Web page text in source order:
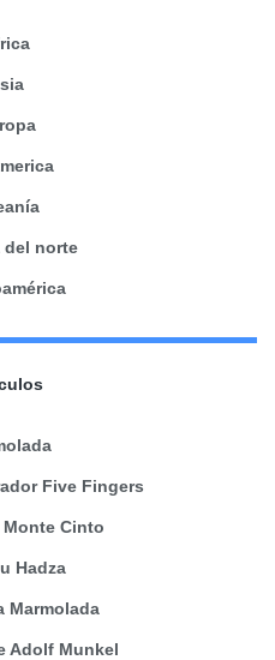
del norte
Five Fingers
Cinto
Hadza
Marmolada
Adolf Munkel